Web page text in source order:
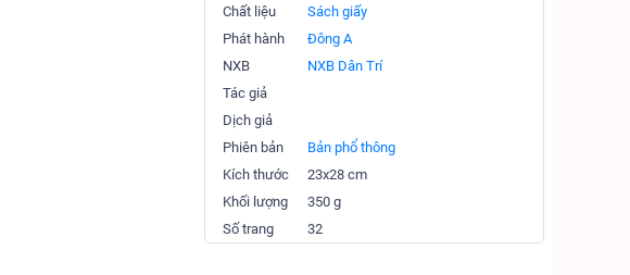
Chất liệu
Sách giấy
Phát hành
Đông A
NXB
NXB Dân Trí
Tác giả
Dịch giả
Phiên bản
Bản phổ thông
Kích thước
23x28 cm
Khối lượng
350 g
Số trang
32